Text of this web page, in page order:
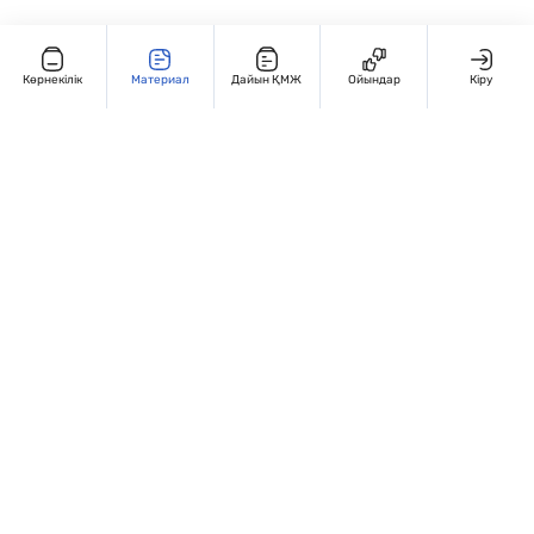
Көрнекілік Материал Дайын ҚМЖ Ойындар Кіру